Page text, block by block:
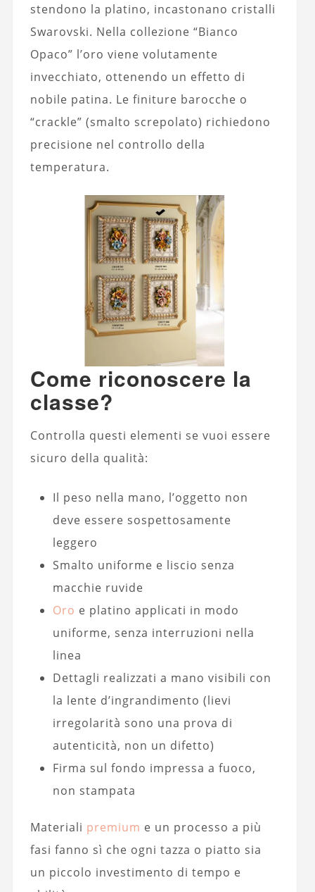
stendono la platino, incastonano cristalli
Swarovski. Nella collezione “Bianco
Opaco” l’oro viene volutamente
invecchiato, ottenendo un effetto di
nobile patina. Le finiture barocche o
“crackle” (smalto screpolato) richiedono
precisione nel controllo della
temperatura.
Come riconoscere la
classe?
Controlla questi elementi se vuoi essere
sicuro della qualità:
Il peso nella mano, l’oggetto non
deve essere sospettosamente
leggero
Smalto uniforme e liscio senza
macchie ruvide
Oro e platino applicati in modo
uniforme, senza interruzioni nella
linea
Dettagli realizzati a mano visibili con
la lente d’ingrandimento (lievi
irregolarità sono una prova di
autenticità, non un difetto)
Firma sul fondo impressa a fuoco,
non stampata
Materiali premium e un processo a più
fasi fanno sì che ogni tazza o piatto sia
un piccolo investimento di tempo e